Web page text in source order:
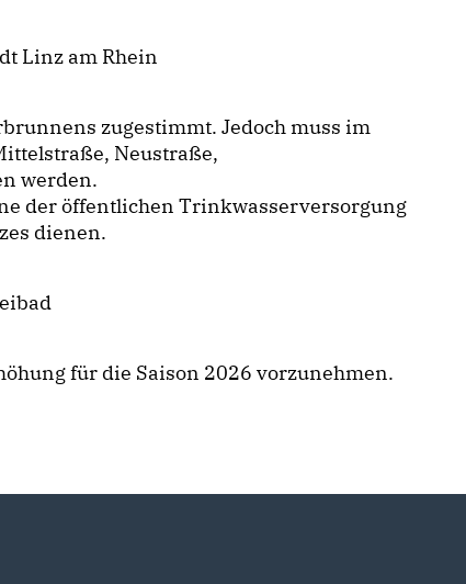
Linz am Rhein
zugestimmt. Jedoch muss im
Neustraße,
werden.
der öffentlichen Trinkwasserversorgung
dienen.
für die Saison 2026 vorzunehmen.